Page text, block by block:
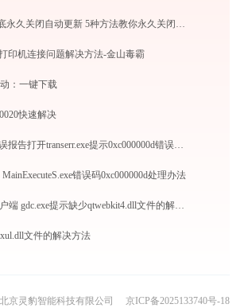
印机连接问题解决方法-金山毒霸
：一键下载
快速解决
WPS Office错误报告打开transerr.exe提示0xc000000d错误码怎么办
错误码0xc000000d处理办法
Genero桌面客户端 gdc.exe提示缺少qtwebkit4.dll文件的解决办法
文件的解决方法
京灵豹智能科技有限公司 京ICP备2025133740号-18